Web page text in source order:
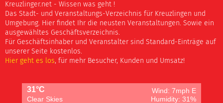
Kreuzlinger.net - Wissen was geht !
Das Stadt- und Veranstaltungs-Verzeichnis für Kreuzlingen und
Umgebung. Hier findet Ihr die neusten Veranstaltungen. Sowie ein
ausgewähltes Geschäftsverzeichnis.
Für Geschäftsinhaber und Veranstalter sind Standard-Einträge auf
unserer Seite kostenlos.
Hier geht es los, für mehr Besucher, Kunden und Umsatz!
31°C
Wind: 7mph E
Clear Skies
Humidity: 31%